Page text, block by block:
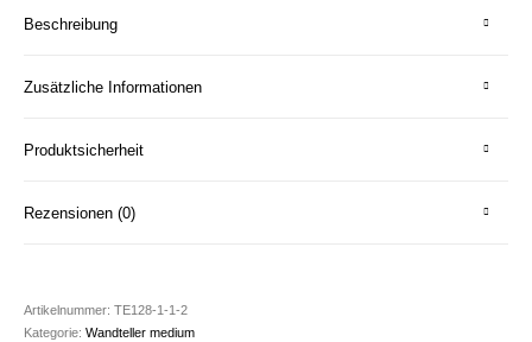
Beschreibung
Zusätzliche Informationen
Produktsicherheit
Rezensionen (0)
Artikelnummer:TE128-1-1-2
Kategorie:Wandteller medium